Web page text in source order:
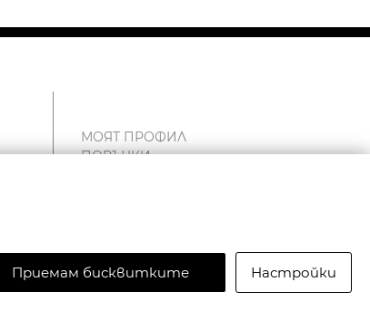
МОЯТ ПРОФИЛ
ПОРЪЧКИ
Приемам бисквитките Настройки